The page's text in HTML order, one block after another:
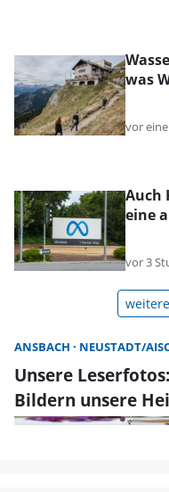
was
vor
Auch
eine
vor 3
ANSBACH NEUSTADT/
Unsere
Bildern unsere